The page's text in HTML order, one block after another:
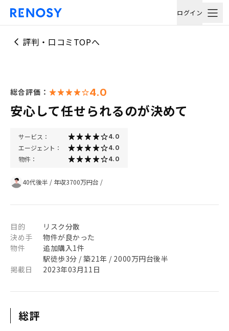
ログイン
評判・口コミTOPへ
総合評価： 4.0
安心して任せられるのが決めて
サービス： 4.0
エージェント： 4.0
物件： 4.0
40代後半 / 年収3700万円台 /
目的
リスク分散
決め手
物件が良かった
物件
追加購入1件
駅徒歩3分 / 築21年 / 2000万円台後半
掲載日
2023年03月11日
総評